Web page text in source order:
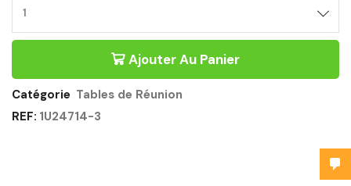
Ajouter Au Panier
Catégorie Tables de Réunion
REF: 1U24714-3